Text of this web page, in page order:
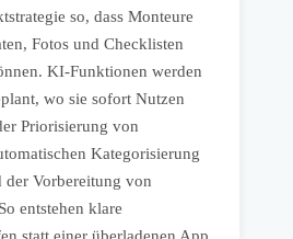
so, dass Monteure
Fotos und Checklisten
KI-Funktionen werden
wo sie sofort Nutzen
Priorisierung von
Kategorisierung
der Vorbereitung von
entstehen klare